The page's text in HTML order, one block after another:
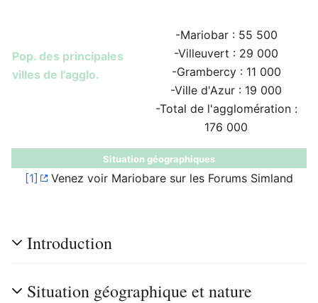
Pop. des principales
villes de l'agglo.
-Mariobar : 55 500
-Villeuvert : 29 000
-Grambercy : 11 000
-Ville d'Azur : 19 000
-Total de l'agglomération :
176 000
Situation géographiques
[1] Venez voir Mariobare sur les Forums Simland
Introduction
Situation géographique et nature